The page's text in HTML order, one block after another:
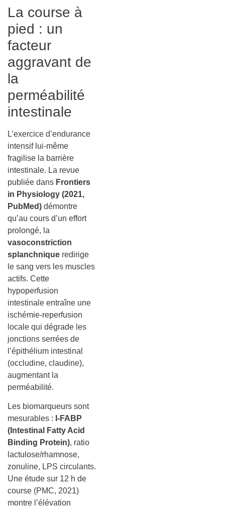
La course à
pied : un
facteur
aggravant de
la
perméabilité
intestinale
L’exercice d’endurance
intensif lui-même
fragilise la barrière
intestinale. La revue
publiée dans Frontiers
in Physiology (2021,
PubMed) démontre
qu’au cours d’un effort
prolongé, la
vasoconstriction
splanchnique redirige
le sang vers les muscles
actifs. Cette
hypoperfusion
intestinale entraîne une
ischémie-reperfusion
locale qui dégrade les
jonctions serrées de
l’épithélium intestinal
(occludine, claudine),
augmentant la
perméabilité.
Les biomarqueurs sont
mesurables : I-FABP
(Intestinal Fatty Acid
Binding Protein), ratio
lactulose/rhamnose,
zonuline, LPS circulants.
Une étude sur 12 h de
course (PMC, 2021)
montre l’élévation